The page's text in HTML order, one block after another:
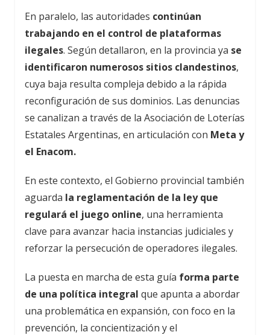
En paralelo, las autoridades continúan
trabajando en el control de plataformas
ilegales. Según detallaron, en la provincia ya se
identificaron numerosos sitios clandestinos,
cuya baja resulta compleja debido a la rápida
reconfiguración de sus dominios. Las denuncias
se canalizan a través de la Asociación de Loterías
Estatales Argentinas, en articulación con Meta y
el Enacom.
En este contexto, el Gobierno provincial también
aguarda la reglamentación de la ley que
regulará el juego online, una herramienta
clave para avanzar hacia instancias judiciales y
reforzar la persecución de operadores ilegales.
La puesta en marcha de esta guía forma parte
de una política integral que apunta a abordar
una problemática en expansión, con foco en la
prevención, la concientización y el